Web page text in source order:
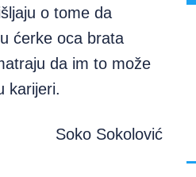
o tome da
ćerke oca brata
da im to može
karijeri.
Soko Sokolović